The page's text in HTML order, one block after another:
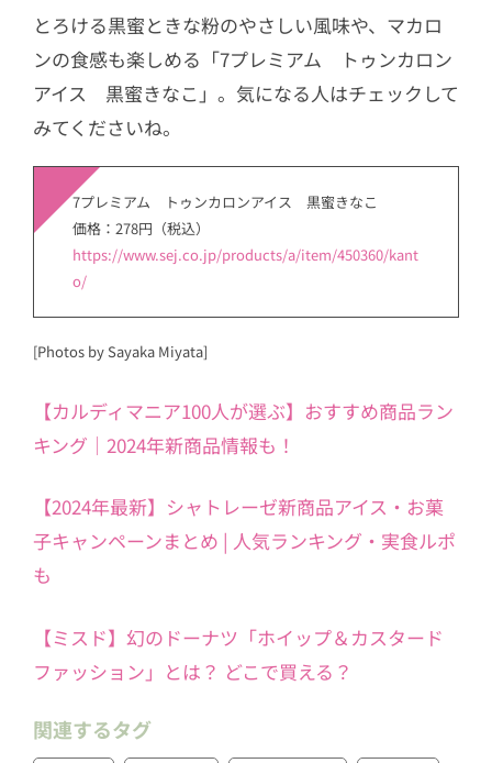
とろける黒蜜ときな粉のやさしい風味や、マカロ
ンの食感も楽しめる「7プレミアム トゥンカロン
アイス 黒蜜きなこ」。気になる人はチェックして
みてくださいね。
7プレミアム トゥンカロンアイス 黒蜜きなこ
価格：278円（税込）
https://www.sej.co.jp/products/a/item/450360/kant
o/
[Photos by Sayaka Miyata]
【カルディマニア100人が選ぶ】おすすめ商品ラン
キング｜2024年新商品情報も！
【2024年最新】シャトレーゼ新商品アイス・お菓
子キャンペーンまとめ | 人気ランキング・実食ルポ
も
【ミスド】幻のドーナツ「ホイップ＆カスタード
ファッション」とは？ どこで買える？
関連するタグ